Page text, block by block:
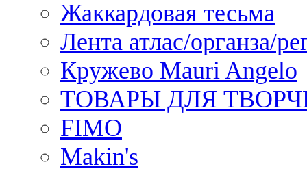
Жаккардовая тесьма
Лента атлас/органза/
Кружево Mauri Angelo
ТОВАРЫ ДЛЯ
FIMO
Makin's